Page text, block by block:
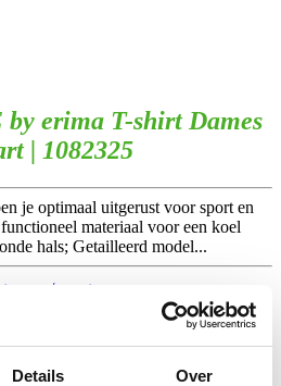
Details Over
erima T-shirt Dames
| 1082325
je optimaal uitgerust voor sport en
materiaal voor een koel
hals; Getailleerd model...
grey/zwart